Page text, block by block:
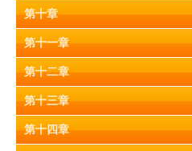
第十章
第十一章
第十二章
第十三章
第十四章